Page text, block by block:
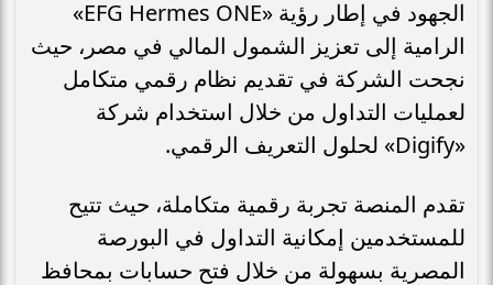
الجهود في إطار رؤية «EFG Hermes ONE»
الرامية إلى تعزيز الشمول المالي في مصر، حيث
نجحت الشركة في تقديم نظام رقمي متكامل
لعمليات التداول من خلال استخدام شركة
«Digify» لحلول التعريف الرقمي.
تقدم المنصة تجربة رقمية متكاملة، حيث تتيح
للمستخدمين إمكانية التداول في البورصة
المصرية بسهولة من خلال فتح حسابات بمحافظ